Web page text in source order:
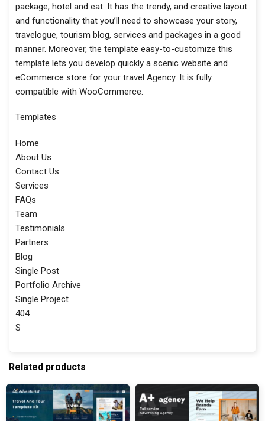
package, hotel and eat. It has the trendy, and creative layout
and functionality that you’ll need to showcase your story,
travelogue, tourism blog, services and packages in a good
manner. Moreover, the template easy-to-customize this
template lets you develop quickly a scenic website and
eCommerce store for your travel Agency. It is fully
compatible with WooCommerce.
Templates
Home
About Us
Contact Us
Services
FAQs
Team
Testimonials
Partners
Blog
Single Post
Portfolio Archive
Single Project
404
S
Related products